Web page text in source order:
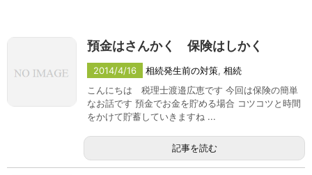
預金はさんかく 保険はしかく
2014/4/16 相続発生前の対策,相続
こんにちは 税理士渡邉広恵です 今回は保険の簡単
なお話です 預金でお金を貯める場合 コツコツと時間
をかけて貯蓄していきますね ...
記事を読む